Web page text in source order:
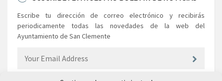
Escribe tu dirección de correo electrónico y recibirás
periodicamente todas las novedades de la web del
Ayuntamiento de San Clemente